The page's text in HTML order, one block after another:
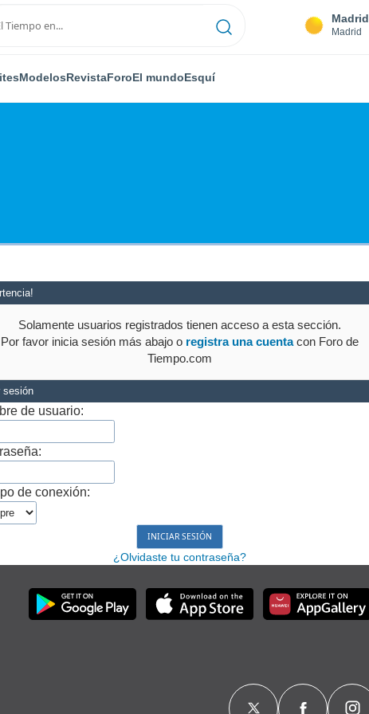
Madrid
Madrid
ModelosRevistaForoEl mundoEsquí
Solamente usuarios registrados tienen acceso a esta sección.
Por favor inicia sesión más abajo o registra una cuentacon Foro de
Tiempo.com
sesión
de usuario:
de conexión:
¿Olvidaste tu contraseña?